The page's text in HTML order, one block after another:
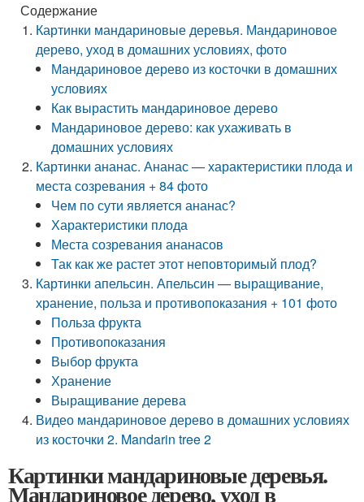
Содержание
Картинки мандариновые деревья. Мандариновое
дерево, уход в домашних условиях, фото
Мандариновое дерево из косточки в домашних
условиях
Как вырастить мандариновое дерево
Мандариновое дерево: как ухаживать в
домашних условиях
Картинки ананас. Ананас — характеристики плода и
места созревания + 84 фото
Чем по сути является ананас?
Характеристики плода
Места созревания ананасов
Так как же растет этот неповторимый плод?
Картинки апельсин. Апельсин — выращивание,
хранение, польза и противопоказания + 101 фото
Польза фрукта
Противопоказания
Выбор фрукта
Хранение
Выращивание дерева
Видео мандариновое дерево в домашних условиях
из косточки 2. Mandarin tree 2
Картинки мандариновые деревья.
Мандариновое дерево, уход в